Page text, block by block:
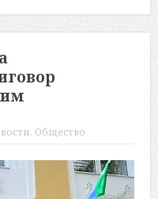
, Общество